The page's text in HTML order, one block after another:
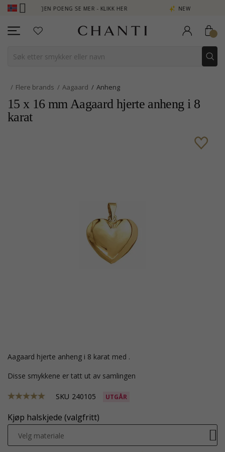
- TJEN POENG SE MER - KLIKK HER NEW COLLECTION | AURA
Flere brands Aagaard Anheng
15 x 16 mm Aagaard hjerte anheng i 8
karat
Aagaard hjerte anheng i 8 karat med .
Disse smykkene er tatt ut av samlingen
SKU 240105 UTGÅR
Kjøp halskjede (valgfritt)
Velg materiale